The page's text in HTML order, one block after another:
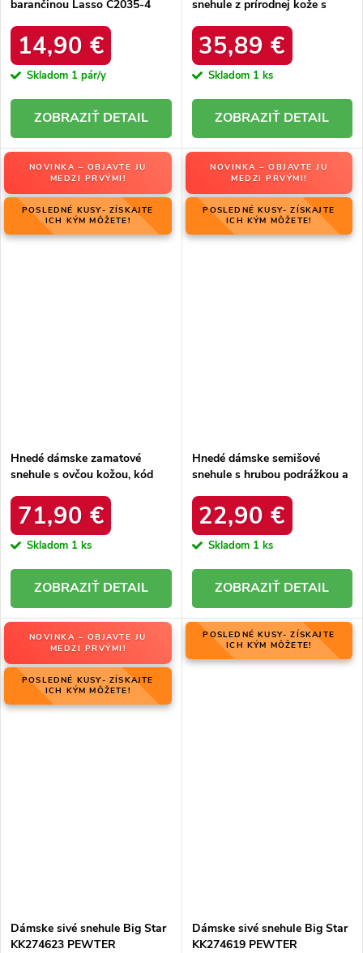
barančinou Lasso C2035-4
14,90 €
Skladom 1 pár/y
DETAIL
snehule z prírodnej kože s
produktu W5821 COFFEE
35,89 €
Skladom 1 ks
DETAIL
NOVINKA – OBJAVTE JU
MEDZI PRVÝMI!
POSLEDNÉ KUSY- ZÍSKAJTE
ICH KÝM MÔŽETE!
Hnedé dámske zamatové
snehule s ovčou kožou, kód
71,90 €
Skladom 1 ks
DETAIL
NOVINKA – OBJAVTE JU
MEDZI PRVÝMI!
POSLEDNÉ KUSY- ZÍSKAJTE
ICH KÝM MÔŽETE!
Hnedé dámske semišové
snehule s hrubou podrážkou a
produktu OO274A098
22,90 €
Skladom 1 ks
DETAIL
NOVINKA – OBJAVTE JU
MEDZI PRVÝMI!
POSLEDNÉ KUSY- ZÍSKAJTE
ICH KÝM MÔŽETE!
Dámske sivé snehule Big Star
KK274623 PEWTER
POSLEDNÉ KUSY- ZÍSKAJTE
ICH KÝM MÔŽETE!
Dámske sivé snehule Big Star
KK274619 PEWTER